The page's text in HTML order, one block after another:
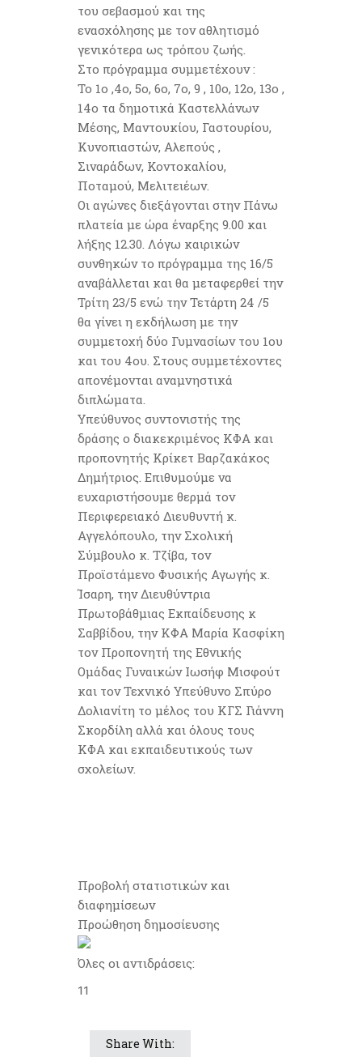
του σεβασμού και της
ενασχόλησης με τον αθλητισμό
γενικότερα ως τρόπου ζωής.
Στο πρόγραμμα συμμετέχουν :
Το 1ο ,4ο, 5ο, 6ο, 7ο, 9 , 10ο, 12ο, 13ο ,
14ο τα δημοτικά Καστελλάνων
Μέσης, Μαντουκίου, Γαστουρίου,
Κυνοπιαστών, Αλεπούς ,
Σιναράδων, Κοντοκαλίου,
Ποταμού, Μελιτειέων.
Οι αγώνες διεξάγονται στην Πάνω
πλατεία με ώρα έναρξης 9.00 και
λήξης 12.30. Λόγω καιρικών
συνθηκών το πρόγραμμα της 16/5
αναβάλλεται και θα μεταφερθεί την
Τρίτη 23/5 ενώ την Τετάρτη 24 /5
θα γίνει η εκδήλωση με την
συμμετοχή δύο Γυμνασίων του 1ου
και του 4ου. Στους συμμετέχοντες
απονέμονται αναμνηστικά
διπλώματα.
Υπεύθυνος συντονιστής της
δράσης ο διακεκριμένος ΚΦΑ και
προπονητής Κρίκετ Βαρζακάκος
Δημήτριος. Επιθυμούμε να
ευχαριστήσουμε θερμά τον
Περιφερειακό Διευθυντή κ.
Αγγελόπουλο, την Σχολική
Σύμβουλο κ. Τζίβα, τον
Προϊστάμενο Φυσικής Αγωγής κ.
Ίσαρη, την Διευθύντρια
Πρωτοβάθμιας Εκπαίδευσης κ
Σαββίδου, την ΚΦΑ Μαρία Κασφίκη
τον Προπονητή της Εθνικής
Ομάδας Γυναικών Ιωσήφ Μισφούτ
και τον Τεχνικό Υπεύθυνο Σπύρο
Δολιανίτη το μέλος του ΚΓΣ Γιάννη
Σκορδίλη αλλά και όλους τους
ΚΦΑ και εκπαιδευτικούς των
σχολείων.
Προβολή στατιστικών και
διαφημίσεων
Προώθηση δημοσίευσης
Όλες οι αντιδράσεις:
11
Share With: